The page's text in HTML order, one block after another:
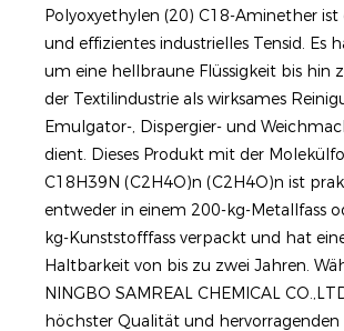
Polyoxyethylen (20) C18-Aminether ist
und effizientes industrielles Tensid. Es
um eine hellbraune Flüssigkeit bis hin
der Textilindustrie als wirksames
Emulgator-, Dispergier- und
dient. Dieses Produkt mit der
C18H39N (C2H4O)n (C2H4O)n ist
entweder in einem 200-kg-Metallfass
kg-Kunststofffass verpackt und hat
Haltbarkeit von bis zu zwei Jahren.
NINGBO SAMREAL CHEMICAL
höchster Qualität und hervorragenden